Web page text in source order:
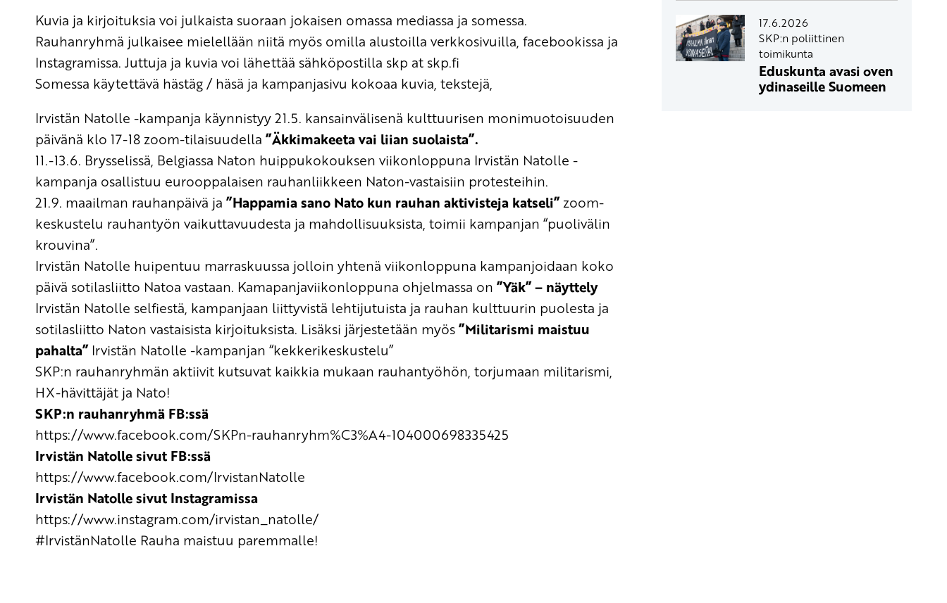
Kuvia ja kirjoituksia voi julkaista suoraan jokaisen omassa mediassa ja somessa.
Rauhanryhmä julkaisee mielellään niitä myös omilla alustoilla verkkosivuilla, facebookissa ja
Instagramissa. Juttuja ja kuvia voi lähettää sähköpostilla skp at skp.fi
Somessa käytettävä hästäg/häsä ja kampanjasivu kokoaa kuvia, tekstejä,
Irvistän Natolle -kampanja käynnistyy 21.5. kansainvälisenä kulttuurisen monimuotoisuuden
päivänä klo 17-18 zoom-tilaisuudella ”Äkkimakeetavai liian suolaista”.
11.-13.6. Brysselissä, Belgiassa Naton huippukokouksen viikonloppuna Irvistän Natolle -
kampanja osallistuu eurooppalaisen rauhanliikkeen Naton-vastaisiin protesteihin.
21.9. maailman rauhanpäivä ja ”Happamia sano Nato kun rauhan aktivisteja katseli”zoom-
keskustelu rauhantyön vaikuttavuudesta ja mahdollisuuksista, toimii kampanjan “puolivälin
krouvina”.
Irvistän Natolle huipentuu marraskuussa jolloin yhtenä viikonloppuna kampanjoidaan koko
päivä sotilasliitto Natoa vastaan. Kamapanjaviikonloppuna ohjelmassa on ”Yäk” – näyttely
Irvistän Natolle selfiestä, kampanjaan liittyvistä lehtijutuista ja rauhan kulttuurin puolesta ja
sotilasliitto Naton vastaisista kirjoituksista. Lisäksi järjestetään myös”Militarismi maistuu
pahalta”Irvistän Natolle -kampanjan “kekkerikeskustelu”
SKP:n rauhanryhmän aktiivit kutsuvat kaikkia mukaan rauhantyöhön, torjumaan militarismi,
HX-hävittäjät ja Nato!
SKP:n rauhanryhmä FB:ssä
https://www.facebook.com/SKPn-rauhanryhm%C3%A4-104000698335425
Irvistän Natolle sivut FB:ssä
https://www.facebook.com/IrvistanNatolle
Irvistän Natolle sivut Instagramissa
https://www.instagram.com/irvistan_natolle/
#IrvistänNatolle Rauha maistuu paremmalle!
17.6.2026
SKP:n poliittinen
toimikunta
Eduskunta avasi oven
ydinaseille Suomeen